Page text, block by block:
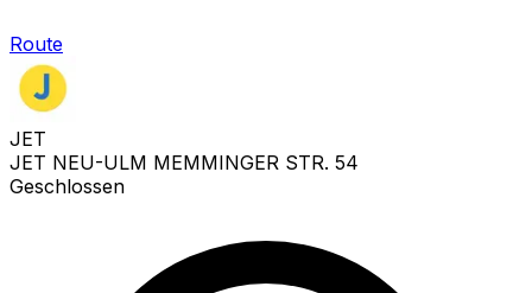
Route
JET
JET NEU-ULM MEMMINGER STR. 54
Geschlossen